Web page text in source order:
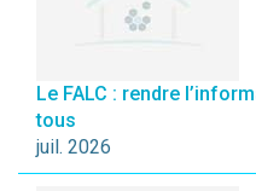
Le FALC : rendre
tous
juil. 2026